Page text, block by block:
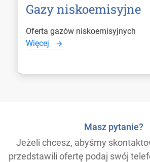
Gazy niskoemisyjne
Oferta gazów niskoemisyjnych
Więcej
Masz pytanie?
Jeżeli chcesz, abyśmy
przedstawili ofertę podaj swój